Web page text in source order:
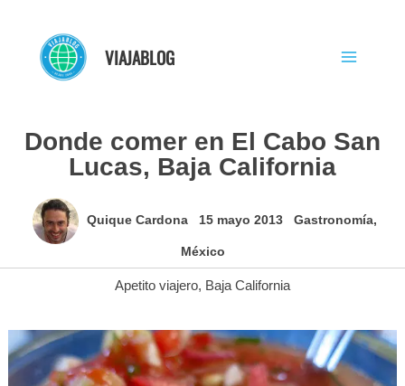
contenido
VIAJABLOG
Donde comer en El Cabo San
Lucas, Baja California
Quique Cardona 15 mayo 2013 Gastronomía,
México
Apetito viajero, Baja California